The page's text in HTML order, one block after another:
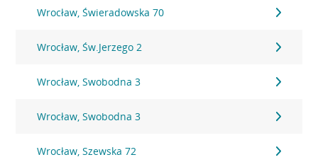
Wrocław, Świeradowska 70
Wrocław, Św.Jerzego 2
Wrocław, Swobodna 3
Wrocław, Swobodna 3
Wrocław, Szewska 72